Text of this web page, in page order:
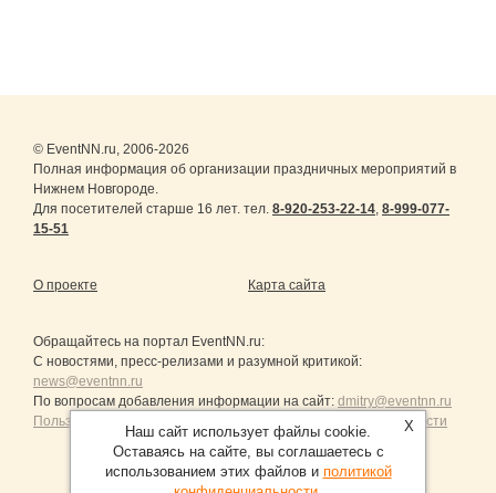
© EventNN.ru, 2006-2026
Полная информация об организации праздничных мероприятий в
Нижнем Новгороде.
Для посетителей старше 16 лет. тел. 8-920-253-22-14, 8-999-077-
15-51
О проекте Карта сайта
Обращайтесь на портал EventNN.ru:
С новостями, пресс-релизами и разумной критикой:
news@eventnn.ru
По вопросам добавления информации на сайт: dmitry@eventnn.ru
Пользовательское Соглашение и политика конфиденциальности
X
Наш сайт использует файлы cookie.
Оставаясь на сайте, вы соглашаетесь с
использованием этих файлов и политикой